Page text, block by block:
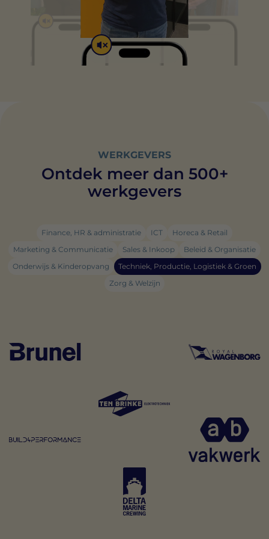
uitgevers en externe adverteerders.
de leveranciers van elke cookie.
WERKGEVERS
Ontdek meer dan 500+
werkgevers
Finance, HR & administratie ICT
Horeca & Retail
Marketing & Communicatie
Sales & Inkoop
Beleid & Organisatie
Onderwijs & Kinderopvang
Techniek, Productie, Logistiek & Groen
Zorg & Welzijn